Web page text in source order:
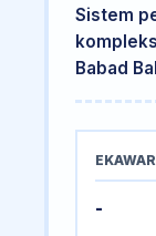
Sistem
Babad
-